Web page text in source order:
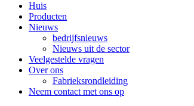
Huis
Producten
Nieuws
bedrijfsnieuws
Nieuws uit de sector
Veelgestelde vragen
Over ons
Fabrieksrondleiding
Neem contact met ons op